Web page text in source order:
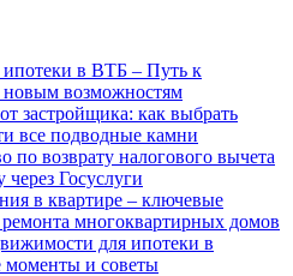
в ВТБ – Путь к
новым возможностям
застройщика: как выбрать
все подводные камни
по возврату налогового вычета
Госуслуги
в квартире – ключевые
многоквартирных домов
для ипотеки в
моменты и советы